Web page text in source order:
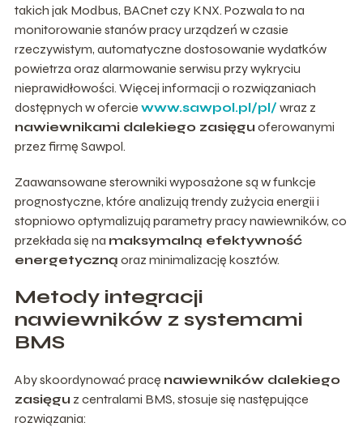
takich jak Modbus, BACnet czy KNX. Pozwala to na
monitorowanie stanów pracy urządzeń w czasie
rzeczywistym, automatyczne dostosowanie wydatków
powietrza oraz alarmowanie serwisu przy wykryciu
nieprawidłowości. Więcej informacji o rozwiązaniach
dostępnych w ofercie www.sawpol.pl/pl/ wraz z
nawiewnikami dalekiego zasięgu oferowanymi
przez firmę Sawpol.
Zaawansowane sterowniki wyposażone są w funkcje
prognostyczne, które analizują trendy zużycia energii i
stopniowo optymalizują parametry pracy nawiewników, co
przekłada się na maksymalną efektywność
energetyczną oraz minimalizację kosztów.
Metody integracji
nawiewników z systemami
BMS
Aby skoordynować pracę nawiewników dalekiego
zasięgu z centralami BMS, stosuje się następujące
rozwiązania: